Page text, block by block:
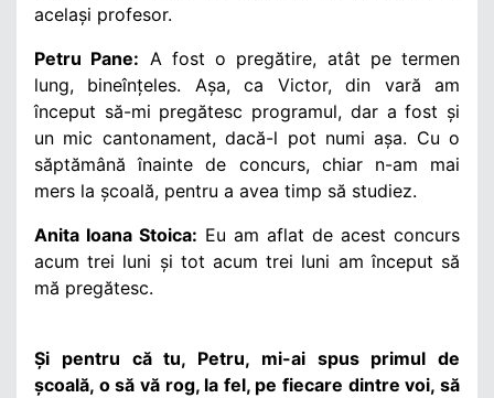
același profesor.
Petru Pane: A fost o pregătire, atât pe termen
lung, bineînțeles. Așa, ca Victor, din vară am
început să-mi pregătesc programul, dar a fost și
un mic cantonament, dacă-l pot numi așa. Cu o
săptămână înainte de concurs, chiar n-am mai
mers la școală, pentru a avea timp să studiez.
Anita Ioana Stoica: Eu am aflat de acest concurs
acum trei luni și tot acum trei luni am început să
mă pregătesc.
Și pentru că tu, Petru, mi-ai spus primul de
școală, o să vă rog, la fel, pe fiecare dintre voi, să